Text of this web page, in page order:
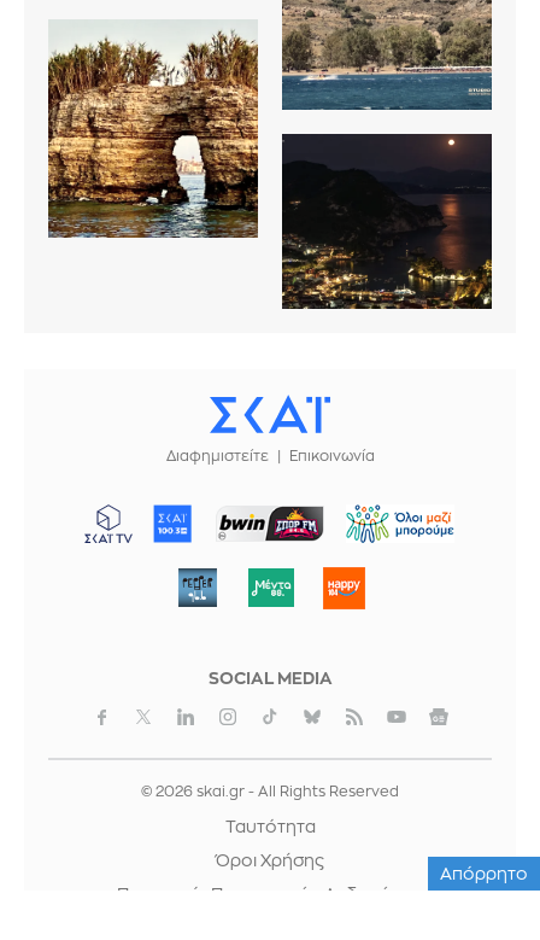
Διαφημιστείτε Επικοινωνία
ΜΠΟΡΟΥΜΕ
SOCIAL MEDIA
© 2026 skai.gr - All Rights Reserved
Ταυτότητα
Όροι Χρήσης
Προστασία Προσωπικών Δεδομένων
Απόρρητο